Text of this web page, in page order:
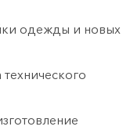
одежды и новых